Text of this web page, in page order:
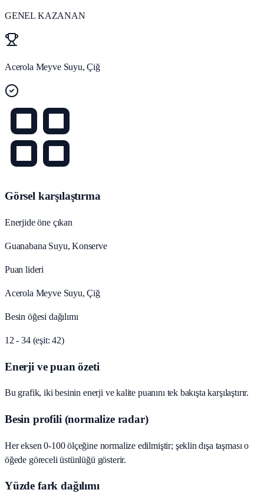
GENEL KAZANAN
Acerola Meyve Suyu, Çiğ
Görsel karşılaştırma
Enerjide öne çıkan
Guanabana Suyu, Konserve
Puan lideri
Acerola Meyve Suyu, Çiğ
Besin öğesi dağılımı
12 - 34 (eşit: 42)
Enerji ve puan özeti
Bu grafik, iki besinin enerji ve kalite puanını tek bakışta karşılaştırır.
Besin profili (normalize radar)
Her eksen 0-100 ölçeğine normalize edilmiştir; şeklin dışa taşması o
öğede göreceli üstünlüğü gösterir.
Yüzde fark dağılımı